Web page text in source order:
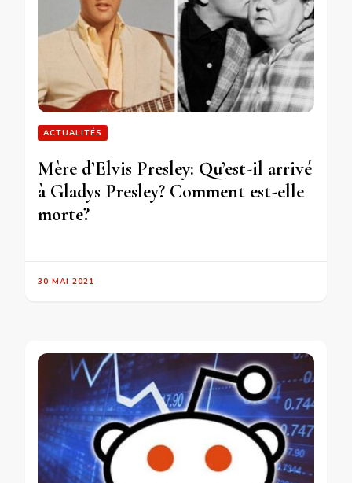
ACTUALITÉS
Mère d’Elvis Presley: Qu’est-il arrivé
à Gladys Presley? Comment est-elle
morte?
30 MAI 2021